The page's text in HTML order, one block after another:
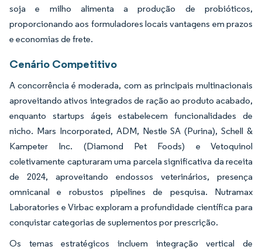
soja e milho alimenta a produção de probióticos,
proporcionando aos formuladores locais vantagens em prazos
e economias de frete.
Cenário Competitivo
A concorrência é moderada, com as principais multinacionais
aproveitando ativos integrados de ração ao produto acabado,
enquanto startups ágeis estabelecem funcionalidades de
nicho. Mars Incorporated, ADM, Nestle SA (Purina), Schell &
Kampeter Inc. (Diamond Pet Foods) e Vetoquinol
coletivamente capturaram uma parcela significativa da receita
de 2024, aproveitando endossos veterinários, presença
omnicanal e robustos pipelines de pesquisa. Nutramax
Laboratories e Virbac exploram a profundidade científica para
conquistar categorias de suplementos por prescrição.
Os temas estratégicos incluem integração vertical de